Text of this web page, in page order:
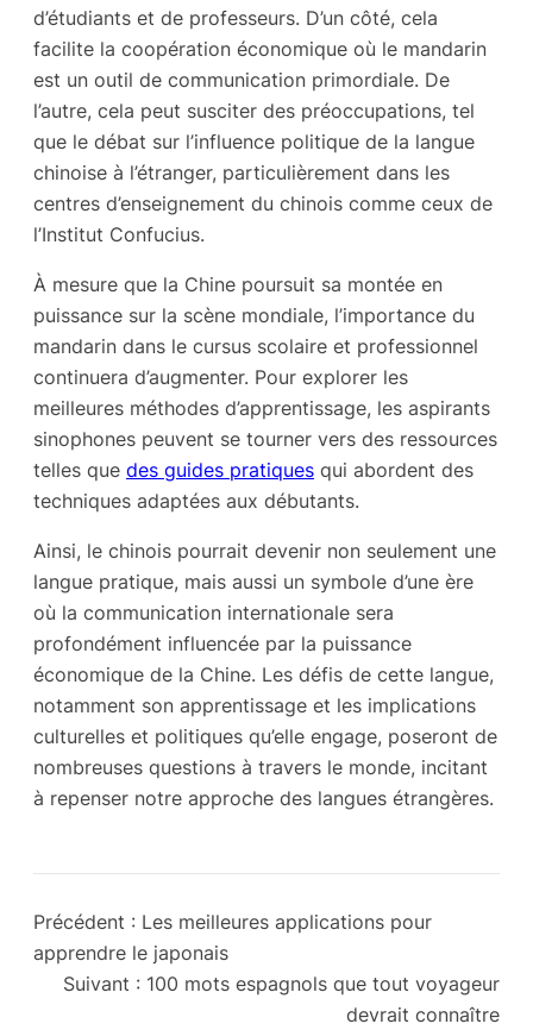
d’étudiants et de professeurs. D’un côté, cela
facilite la coopération économique où le mandarin
est un outil de communication primordiale. De
l’autre, cela peut susciter des préoccupations, tel
que le débat sur l’influence politique de la langue
chinoise à l’étranger, particulièrement dans les
centres d’enseignement du chinois comme ceux de
l’Institut Confucius.
À mesure que la Chine poursuit sa montée en
puissance sur la scène mondiale, l’importance du
mandarin dans le cursus scolaire et professionnel
continuera d’augmenter. Pour explorer les
meilleures méthodes d’apprentissage, les aspirants
sinophones peuvent se tourner vers des ressources
telles que des guides pratiques qui abordent des
techniques adaptées aux débutants.
Ainsi, le chinois pourrait devenir non seulement une
langue pratique, mais aussi un symbole d’une ère
où la communication internationale sera
profondément influencée par la puissance
économique de la Chine. Les défis de cette langue,
notamment son apprentissage et les implications
culturelles et politiques qu’elle engage, poseront de
nombreuses questions à travers le monde, incitant
à repenser notre approche des langues étrangères.
Précédent : Les meilleures applications pour
apprendre le japonais
Suivant : 100 mots espagnols que tout voyageur
devrait connaître